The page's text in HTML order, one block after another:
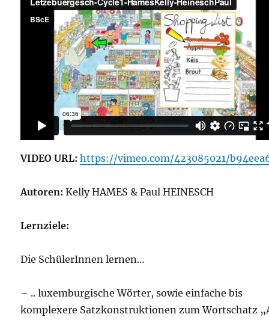
VIDEO URL:https://vimeo.com/423085021/
Autoren: Kelly HAMES & Paul HEINESCH
Lernziele:
Die SchülerInnen lernen…
– .. luxemburgische Wörter, sowie einfache bis
komplexere Satzkonstruktionen zum Wortschatz